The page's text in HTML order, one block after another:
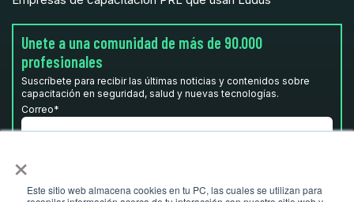
×
Este sitio web almacena cookies en tu PC, las cuales se utilizan para
Unete a una comunidad de más de 90.000
profesionales
Suscríbete para recibir las últimas noticias y contenidos sobre
capacitación en seguridad, salud y nuevas tecnologías.
Correo*